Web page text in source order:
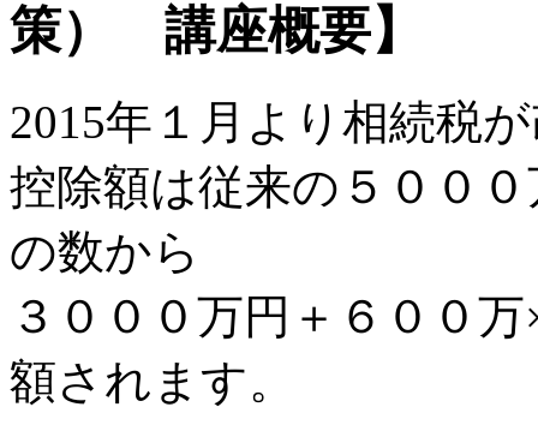
策） 講座概要】
2015年１月より相続税
控除額は従来の５００
の数から
３０００万円＋６００
額されます。